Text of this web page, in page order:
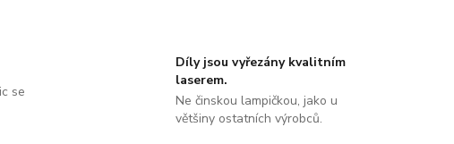
se
Díly jsou vyřezány kvalitním
laserem.
Ne činskou lampičkou, jako u
většiny ostatních výrobců.